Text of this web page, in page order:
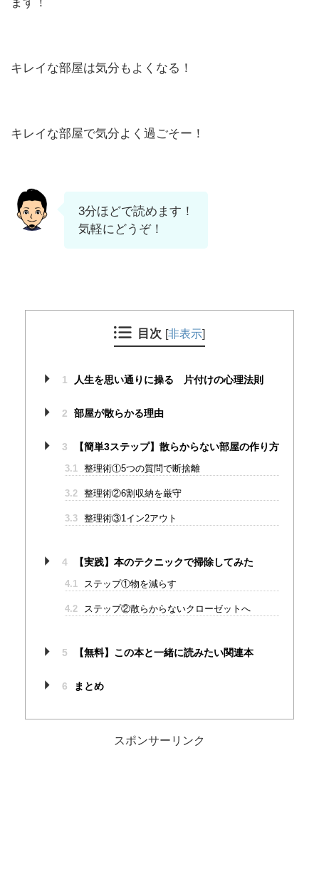
キレイな部屋は気分もよくなる！
キレイな部屋で気分よく過ごそー！
3分ほどで読めます！
気軽にどうぞ！
目次 [非表示]
1 人生を思い通りに操る 片付けの心理法則
2 部屋が散らかる理由
3 【簡単3ステップ】散らからない部屋の作り方
3.1 整理術①5つの質問で断捨離
3.2 整理術②6割収納を厳守
3.3 整理術③1イン2アウト
4 【実践】本のテクニックで掃除してみた
4.1 ステップ①物を減らす
4.2 ステップ②散らからないクローゼットへ
5 【無料】この本と一緒に読みたい関連本
6 まとめ
スポンサーリンク